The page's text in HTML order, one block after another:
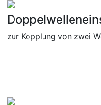
zur Kopplung von zwei